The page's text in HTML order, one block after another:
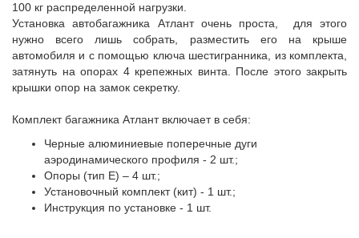
100 кг распределенной нагрузки.
Установка автобагажника Атлант очень проста, для этого
нужно всего лишь собрать, разместить его на крыше
автомобиля и с помощью ключа шестигранника, из комплекта,
затянуть на опорах 4 крепежных винта. После этого закрыть
крышки опор на замок секретку.
Комплект багажника Атлант включает в себя:
Черные алюминиевые поперечные дуги
аэродинамического профиля - 2 шт.;
Опоры (тип Е) – 4 шт.;
Установочный комплект (кит) - 1 шт.;
Инструкция по установке - 1 шт.